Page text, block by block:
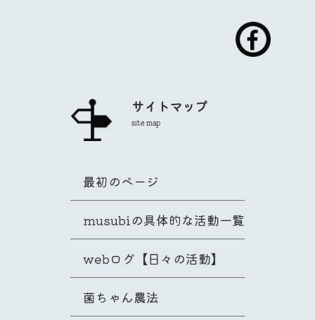
サイトマップ
site map
最初のページ
musubiの具体的な活動一覧
webログ【日々の活動】
菌ちゃん農法